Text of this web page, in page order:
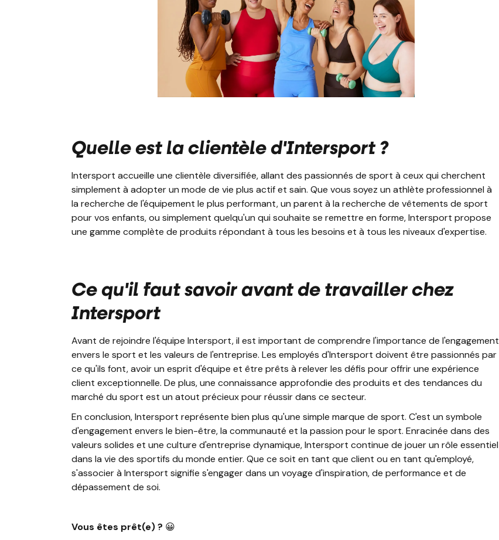
Quelle est la clientèle d'Intersport ?
Intersport accueille une clientèle diversifiée, allant des passionnés de sport à ceux qui cherchent
simplement à adopter un mode de vie plus actif et sain. Que vous soyez un athlète professionnel à
la recherche de l'équipement le plus performant, un parent à la recherche de vêtements de sport
pour vos enfants, ou simplement quelqu'un qui souhaite se remettre en forme, Intersport propose
une gamme complète de produits répondant à tous les besoins et à tous les niveaux d'expertise.
Ce qu'il faut savoir avant de travailler chez
Intersport
Avant de rejoindre l'équipe Intersport, il est important de comprendre l'importance de l'engagement
envers le sport et les valeurs de l'entreprise. Les employés d'Intersport doivent être passionnés par
ce qu'ils font, avoir un esprit d'équipe et être prêts à relever les défis pour offrir une expérience
client exceptionnelle. De plus, une connaissance approfondie des produits et des tendances du
marché du sport est un atout précieux pour réussir dans ce secteur.
En conclusion, Intersport représente bien plus qu'une simple marque de sport. C'est un symbole
d'engagement envers le bien-être, la communauté et la passion pour le sport. Enracinée dans des
valeurs solides et une culture d'entreprise dynamique, Intersport continue de jouer un rôle essentiel
dans la vie des sportifs du monde entier. Que ce soit en tant que client ou en tant qu'employé,
s'associer à Intersport signifie s'engager dans un voyage d'inspiration, de performance et de
dépassement de soi.
Vous êtes prêt(e) ? 😀